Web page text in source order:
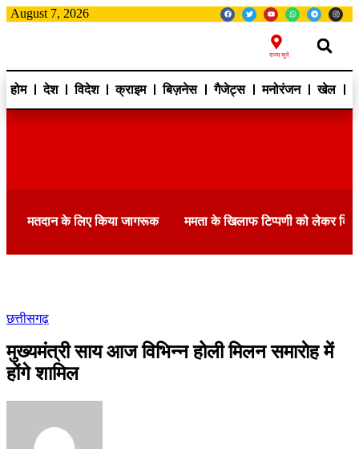
August 7, 2026
राज्य चुने
होम देश विदेश क्राइम बिज़नेस गैजेट्स मनोरंजन खेल
मतदान के लिए किया जागरूक ममता के खिलाफ टिप्पणी को लेकर
छत्तीसगढ़
मुख्यमंत्री साय आज विभिन्न होली मिलन समाराेह में
होंगे शामिल